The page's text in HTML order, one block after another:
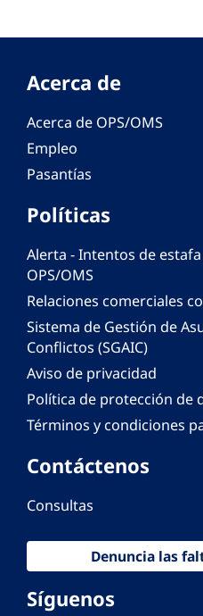
Acerca de
Acerca de OPS/OMS
Empleo
Pasantías
Políticas
Alerta - Intentos de
OPS/OMS
Relaciones comerciales
Sistema de Gestión de
Conflictos (SGAIC)
Aviso de privacidad
Política de protección de
Términos y condiciones
Contáctenos
Consultas
Denuncia las
Síguenos